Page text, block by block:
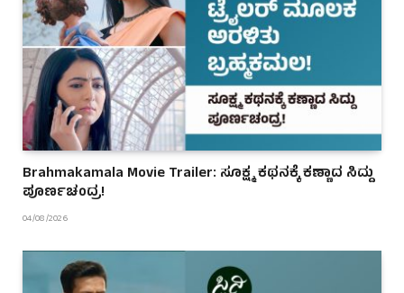
Brahmakamala Movie Trailer: ಸೂಕ್ಷ್ಮ ಕಥನಕ್ಕೆ ಕಣ್ಣಾದ ಸಿದ್ದು
ಪೂರ್ಣಚಂದ್ರ!
04/08/2026